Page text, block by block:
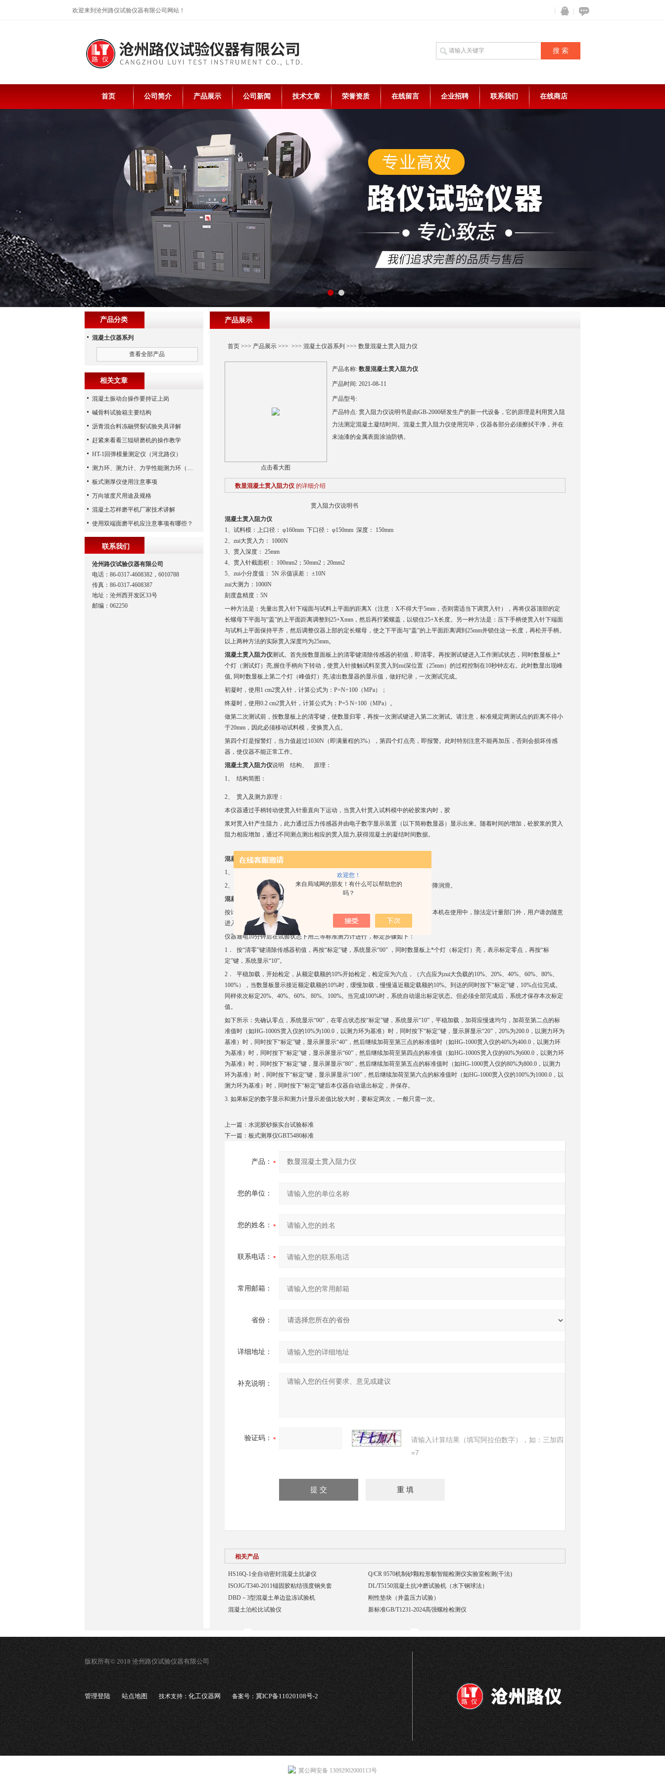
欢迎您！
来自局域网的朋友！有什么可以帮助您的
吗？
欢迎来到沧州路仪试验仪器有限公司网站！
在线咨
QQ
首页 公司简介 产品展示 公司新闻 技术文章 荣誉资质 在线留言 企业招聘 联系我们 在线商店
产品展示
首页>>> 产品展示>>> >>> 混凝土仪器系列 >>> 数显混凝土贯入阻力仪
点击看大图
产品名称: 数显混凝土贯入阻力仪
产品时间: 2021-08-11
产品型号:
产品特点: 贯入阻力仪说明书是由GB-2000研发生产的新一代设备，它的原理是利用贯入阻
力法测定混凝土凝结时间。混凝土贯入阻力仪使用完毕，仪器各部分必须擦拭干净，并在
未油漆的金属表面涂油防锈。
数显混凝土贯入阻力仪 的详细介绍
贯入阻力仪说明书
混凝土贯入阻力仪
1、试料模：上口径： φ160mm 下口径： φ150mm 深度： 150mm
2、zui大贯入力： 1000N
3、贯入深度： 25mm
4、贯入针截面积： 100mm2；50mm2；20mm2
5、zui小分度值： 5N 示值误差： ±10N
zui大测力：1000N
刻度盘精度：5N
一种方法是：先量出贯入针下端面与试料上平面的距离X（注意：X不得大于5mm，否则需适当下调贯入针），再将仪器顶部的定
长螺母下平面与“盖”的上平面距离调整到25+Xmm，然后再拧紧螺盖，以锁住25+X长度。另一种方法是：压下手柄使贯入针下端面
与试料上平面保持平齐，然后调整仪器上部的定长螺母，使之下平面与“盖”的上平面距离调到25mm并锁住这一长度，再松开手柄。
以上两种方法的实际贯入深度均为25mm。
混凝土贯入阻力仪测试。首先按数显面板上的清零键清除传感器的初值，即清零。再按测试键进入工作测试状态，同时数显板上*
个灯（测试灯）亮,握住手柄向下转动，使贯入针接触试料至贯入到zui深位置（25mm）的过程控制在10秒钟左右。此时数显出现峰
值, 同时数显板上第二个灯（峰值灯）亮,读出数显器的显示值，做好纪录，一次测试完成。
初凝时，使用1 cm2贯入针，计算公式为：P=N÷100（MPa）；
终凝时，使用0.2 cm2贯入针，计算公式为：P=5 N÷100（MPa）。
做第二次测试前，按数显板上的清零键，使数显归零，再按一次测试键进入第二次测试。请注意，标准规定两测试点的距离不得小
于20mm，因此必须移动试料模，变换贯入点。
第四个灯是报警灯，当力值超过1030N（即满量程的3%），第四个灯点亮，即报警。此时特别注意不能再加压，否则会损坏传感
器，使仪器不能正常工作。
混凝土贯入阻力仪说明 结构、 原理：
1、 结构简图：
2、 贯入及测力原理：
本仪器通过手柄转动使贯入针垂直向下运动，当贯入针贯入试料模中的砼胶浆内时，胶
浆对贯入针产生阻力，此力通过压力传感器并由电子数字显示装置（以下简称数显器）显示出来。随着时间的增加，砼胶浆的贯入
阻力相应增加，通过不同测点测出相应的贯入阻力,获得混凝土的凝结时间数据。
混凝土贯入阻力仪说明 维护保养：
1、 使用完毕，仪器各部分必须擦拭干净，并在未油漆的金属表面涂油防锈。
2、 使用一段时间以后，应打开支架上盖板，向方孔内注入一些润滑油，以利升降润滑。
混凝土贯入阻力仪说明 标定：
按计量法规定，本测力仪一年检定一次，且由当地计检局的法定计量部门进行。本机在使用中，除法定计量部门外，用户请勿随意
进入标定状态，否则会将内部数据搞乱，本机将不能正常使用。
仪器通电10分钟后在试验状态下用三等标准测力计进行，标定步骤如下：
1． 按“清零”键清除传感器初值，再按“标定”键，系统显示“00” ，同时数显板上*个灯（标定灯）亮，表示标定零点，再按“标
定”键，系统显示“10”。
2． 平稳加载，开始检定，从额定载额的10%开始检定，检定应为六点，（六点应为zui大负载的10%、20%、40%、60%、80%、
100%），当数显板显示接近额定载额的10%时，缓慢加载，慢慢逼近额定载额的10%。到达的同时按下“标定”键，10%点位完成。
同样依次标定20%、40%、60%、80%、100%。当完成100%时，系统自动退出标定状态。但必须全部完成后，系统才保存本次标定
值。
如下所示：先确认零点，系统显示“00”，在零点状态按“标定”键，系统显示“10”，平稳加载，加荷应慢速均匀，加荷至第二点的标
准值时（如HG-1000S贯入仪的10%为100.0，以测力环为基准）时，同时按下“标定”键，显示屏显示“20”，20%为200.0，以测力环为
基准）时，同时按下“标定”键，显示屏显示“40”，然后继续加荷至第三点的标准值时（如HG-1000贯入仪的40%为400.0，以测力环
为基准）时，同时按下“标定”键，显示屏显示“60”，然后继续加荷至第四点的标准值（如HG-1000S贯入仪的60%为600.0，以测力环
为基准）时，同时按下“标定”键，显示屏显示“80”，然后继续加荷至第五点的标准值时（如HG-1000贯入仪的80%为800.0，以测力
环为基准）时，同时按下“标定”键，显示屏显示“100”，然后继续加荷至第六点的标准值时（如HG-1000贯入仪的100%为1000.0，以
测力环为基准）时，同时按下“标定”键后本仪器自动退出标定，并保存。
3. 如果标定的数字显示和测力计显示差值比较大时，要标定两次，一般只需一次。
上一篇： 水泥胶砂振实台试验标准
下一篇： 板式测厚仪GBT5480标准
产品：
您的单位：
您的姓名：
联系电话：
常用邮箱：
省份：
详细地址：
补充说明：
验证码：
请输入计算结果（填写阿拉伯数字），如：三加四
=7
相关产品
HS16Q-1全自动密封混凝土抗渗仪
Q/CR 9570机制砂颗粒形貌智能检测仪实验室检测(干法)
ISOJG/T340-2011锚固胶粘结强度钢夹套
DL/T5150混凝土抗冲磨试验机（水下钢球法）
DBD－3型混凝土单边盐冻试验机
刚性垫块（井盖压力试验）
混凝土泊松比试验仪
新标准GB/T1231-2024高强螺栓检测仪
产品分类
混凝土仪器系列
查看全部产品
相关文章
混凝土振动台操作要持证上岗
碱骨料试验箱主要结构
沥青混合料冻融劈裂试验夹具详解
赶紧来看看三辊研磨机的操作教学
HT-1回弹模量测定仪（河北路仪）
测力环、测力计、力学性能测力环（河北路仪）
板式测厚仪使用注意事项
万向坡度尺用途及规格
混凝土芯样磨平机厂家技术讲解
使用双端面磨平机应注意事项有哪些？
联系我们
沧州路仪试验仪器有限公司
电话：86-0317-4608382，6010788
传真：86-0317-4608387
地址：沧州西开发区33号
邮编：062250
版权所有© 2018 沧州路仪试验仪器有限公司
管理登陆 站点地图 技术支持：化工仪器网 备案号：冀ICP备11020108号-2
冀公网安备 13092902000113号